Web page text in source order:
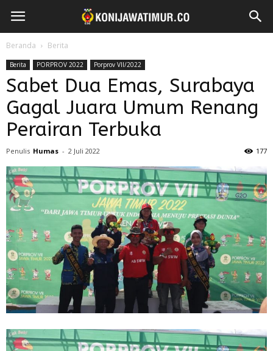
Beranda Berita
Berita PORPROV 2022 Porprov VII/2022
Sabet Dua Emas, Surabaya
Gagal Juara Umum Renang
Perairan Terbuka
Penulis Humas - 2 Juli 2022 177